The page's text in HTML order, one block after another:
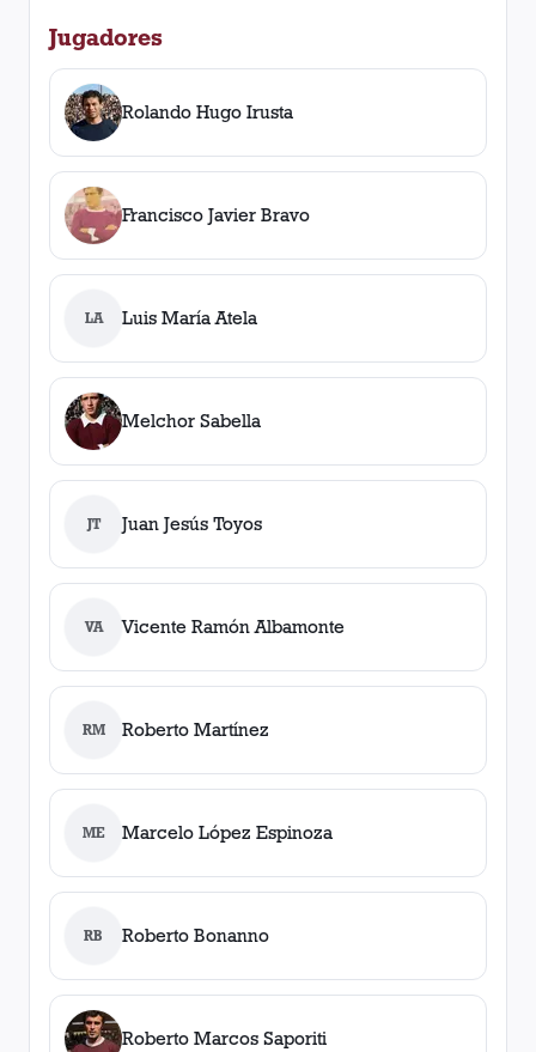
Jugadores
Rolando Hugo Irusta
Francisco Javier Bravo
LA Luis María Atela
Melchor Sabella
JT Juan Jesús Toyos
VA Vicente Ramón Albamonte
RM Roberto Martínez
ME Marcelo López Espinoza
RB Roberto Bonanno
Roberto Marcos Saporiti